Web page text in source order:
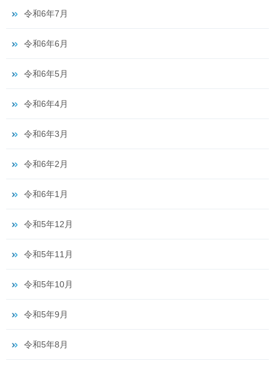
令和6年7月
令和6年6月
令和6年5月
令和6年4月
令和6年3月
令和6年2月
令和6年1月
令和5年12月
令和5年11月
令和5年10月
令和5年9月
令和5年8月